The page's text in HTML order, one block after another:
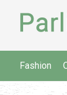
Fashion